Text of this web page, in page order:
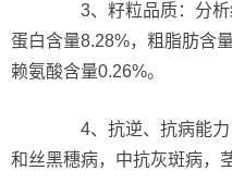
3、籽粒品质：分析
蛋白含量8.28%，粗脂肪含
赖氨酸含量0.26%。
4、抗逆、抗病能力
和丝黑穗病，中抗灰斑病，